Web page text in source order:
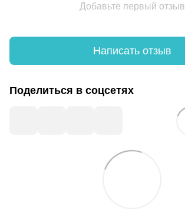
Добавьте первый отзыв
Написать отзыв
Поделиться в соцсетях